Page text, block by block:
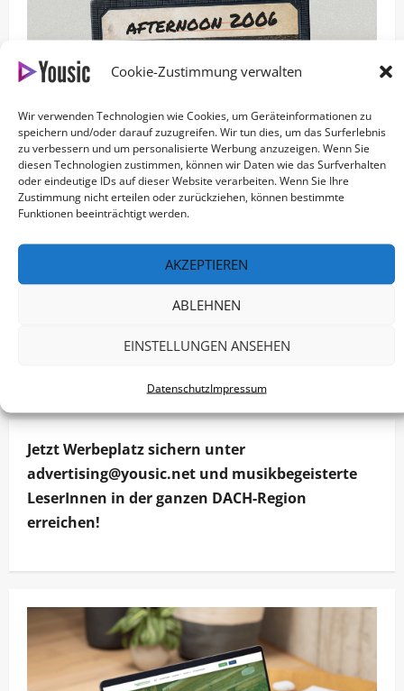
Cookie-Zustimmung verwalten
Wir verwenden Technologien wie Cookies, um Geräteinformationen zu
speichern und/oder darauf zuzugreifen. Wir tun dies, um das Surferlebnis
zu verbessern und um personalisierte Werbung anzuzeigen. Wenn Sie
diesen Technologien zustimmen, können wir Daten wie das Surfverhalten
oder eindeutige IDs auf dieser Website verarbeiten. Wenn Sie Ihre
Zustimmung nicht erteilen oder zurückziehen, können bestimmte
Funktionen beeinträchtigt werden.
AKZEPTIEREN
ABLEHNEN
EINSTELLUNGEN ANSEHEN
DatenschutzImpressum
Der typische Radio Nachmittag in den 2000ern
curated by Cuetime
Jetzt Werbeplatz sichern unter
advertising@yousic.net und musikbegeisterte
LeserInnen in der ganzen DACH-Region
erreichen!